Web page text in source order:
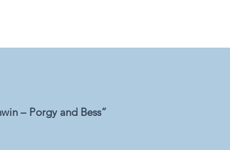
– Porgy and Bess“